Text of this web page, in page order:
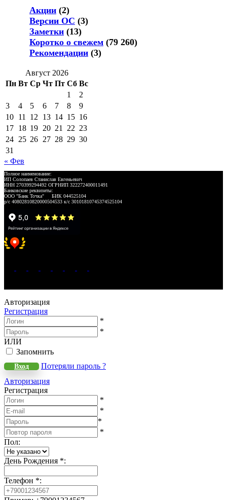
Акции (2)
Версии ОС (3)
Заметки (13)
Коротко о свежем (79 260)
Рекомендации (3)
Август 2026
Пн Вт Ср Чт Пт Сб Вс
1
2
3
4 5 6 7 8
9
10 11 12 13 14 15 16
17 18 19 20 21 22 23
24 25 26 27 28 29 30
31
« Фев
Полное наименование:
ИП Солопаев Станислав Евгеньевич
ИНН 270399294492 ОГРНИП 322272400011491
Банковские реквизиты:
ООО "Банк Точка" БИК 044525104
р/с 40802810820000504533 к/с 30101810745374525104
Авторизация
Регистрация
*
*
ИЛИ
Запомнить
Вход
Потеряли пароль ?
Авторизация
Регистрация
*
*
*
*
Пол:
День Рождения *:
Телефон *: